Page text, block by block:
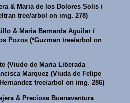
& Maria de los Dolores Solis /
tree/arbol on img. 278)
& Maria Bernarda Aguilar /
Pozos (*Guzman tree/arbol on
(Viudo de Maria Liberada
Marquez (Viuda de Felipe
tree/arbol on img. 286)
& Preciosa Buenaventura